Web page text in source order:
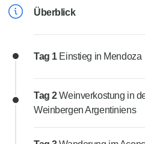
Überblick
Tag 1 Einstieg in Mendoza
Tag 2Weinverkostung in
Weinbergen Argentiniens